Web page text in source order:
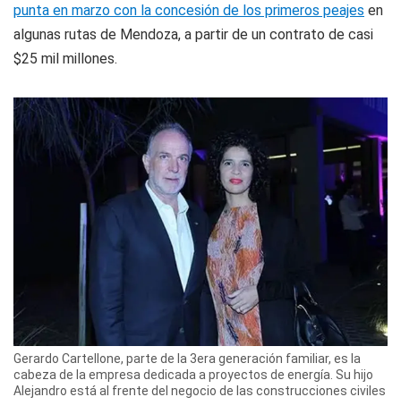
punta en marzo con la concesión de los primeros peajes en
algunas rutas de Mendoza, a partir de un contrato de casi
$25 mil millones.
Gerardo Cartellone, parte de la 3era generación familiar, es la
cabeza de la empresa dedicada a proyectos de energía. Su hijo
Alejandro está al frente del negocio de las construcciones civiles